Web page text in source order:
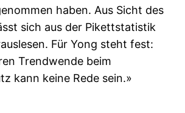
haben. Aus Sicht des
sich aus der Pikettstatistik
Für Yong steht fest:
Trendwende beim
kann keine Rede sein.»